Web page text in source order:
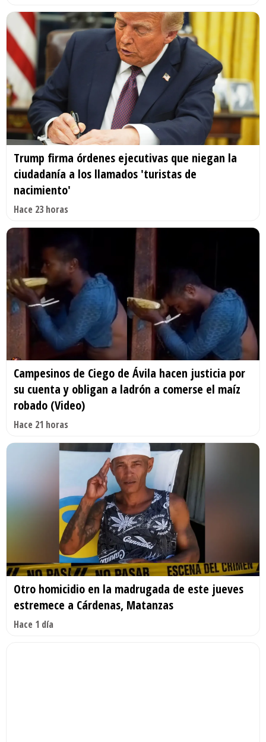
Trump firma órdenes ejecutivas que niegan la
ciudadanía a los llamados 'turistas de
nacimiento'
Hace 23 horas
Campesinos de Ciego de Ávila hacen justicia por
su cuenta y obligan a ladrón a comerse el maíz
robado (Video)
Hace 21 horas
Otro homicidio en la madrugada de este jueves
estremece a Cárdenas, Matanzas
Hace 1 día